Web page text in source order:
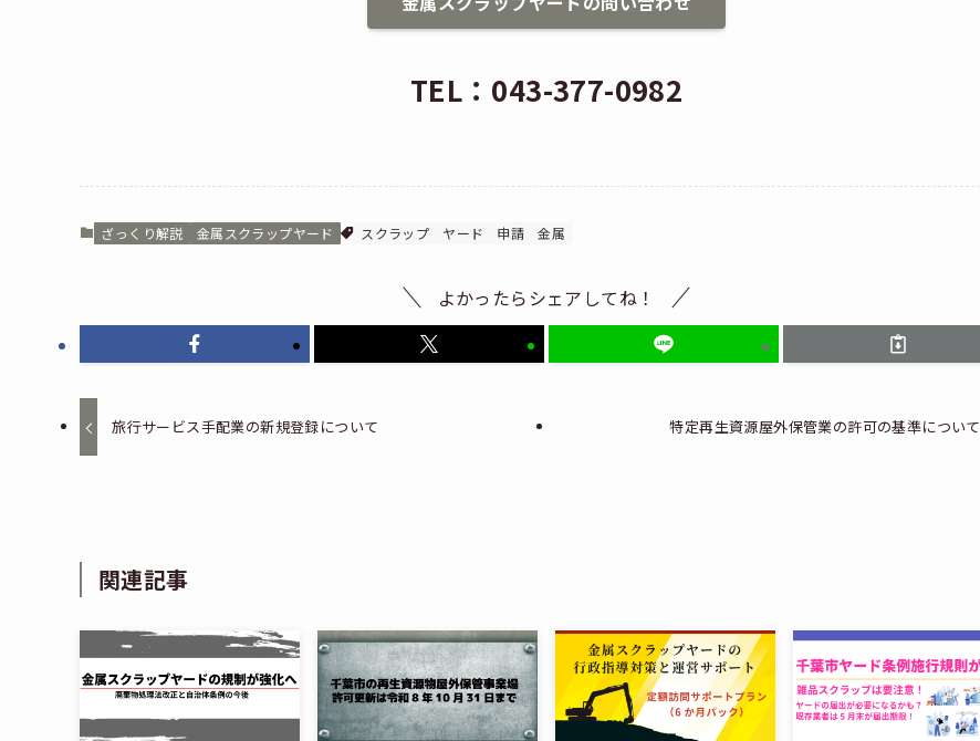
TEL：043-377-0982
ざっくり解説 金属スクラップヤード スクラップ ヤード 申請 金属
よかったらシェアしてね！
旅行サービス手配業の新規登録について 特定再生資源屋外保管業の許可の基準について
関連記事